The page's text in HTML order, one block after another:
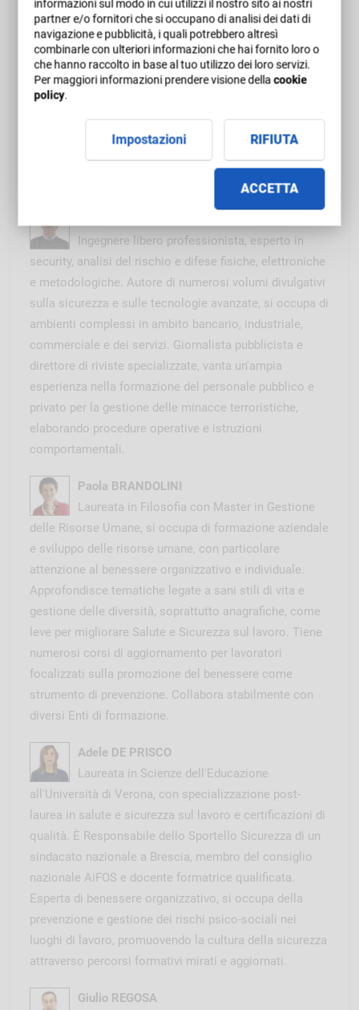
chat con l'e-tutor a cui è possibile accedere per
ogni tipologia di esigenza formativa e di
assistenza tecnica.
Docenti del corso online in e-
Learning Lavoratori Commercio -
Aggiornamento - 6 ore - Stili di vita
sani, tecnostress e rischio
Ingegnere libero professionista, esperto in
security, analisi del rischio e difese fisiche, elettroniche
e metodologiche. Autore di numerosi volumi divulgativi
sulla sicurezza e sulle tecnologie avanzate, si occupa di
ambienti complessi in ambito bancario, industriale,
commerciale e dei servizi. Giornalista pubblicista e
direttore di riviste specializzate, vanta un'ampia
esperienza nella formazione del personale pubblico e
privato per la gestione delle minacce terroristiche,
elaborando procedure operative e istruzioni
comportamentali.
Paola BRANDOLINI
Laureata in Filosofia con Master in Gestione
delle Risorse Umane, si occupa di formazione aziendale
e sviluppo delle risorse umane, con particolare
attenzione al benessere organizzativo e individuale.
Approfondisce tematiche legate a sani stili di vita e
gestione delle diversità, soprattutto anagrafiche, come
leve per migliorare Salute e Sicurezza sul lavoro. Tiene
numerosi corsi di aggiornamento per lavoratori
focalizzati sulla promozione del benessere come
strumento di prevenzione. Collabora stabilmente con
diversi Enti di formazione.
Adele DE PRISCO
Laureata in Scienze dell'Educazione
all'Università di Verona, con specializzazione post-
laurea in salute e sicurezza sul lavoro e certificazioni di
qualità. È Responsabile dello Sportello Sicurezza di un
sindacato nazionale a Brescia, membro del consiglio
nazionale AiFOS e docente formatrice qualificata.
Esperta di benessere organizzativo, si occupa della
prevenzione e gestione dei rischi psico-sociali nei
luoghi di lavoro, promuovendo la cultura della sicurezza
attraverso percorsi formativi mirati e aggiornati.
Giulio REGOSA
informazioni sul modo in cui utilizzi il nostro sito ai nostri
partner e/o fornitori che si occupano di analisi dei dati di
navigazione e pubblicità, i quali potrebbero altresì
combinarle con ulteriori informazioni che hai fornito loro o
che hanno raccolto in base al tuo utilizzo dei loro servizi.
Per maggiori informazioni prendere visione dellacookie
policy.
Impostazioni RIFIUTA
ACCETTA